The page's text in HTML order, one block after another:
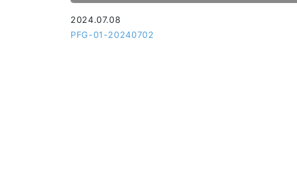
2024.07.08
PFG-01-20240702